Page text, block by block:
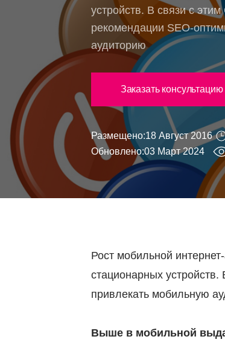
устройств. В связи с
рекомендации SEO-
аудиторию
Заказать консультацию
Размещено:18 Август 2016
Обновлено:03 Март 2024
Рост мобильной
стационарных
привлекать мобильную
Выше в мобильной